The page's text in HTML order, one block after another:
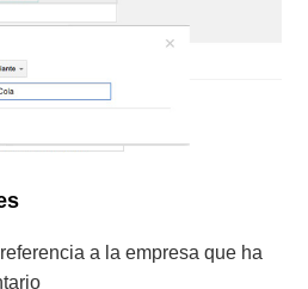
a la empresa que ha